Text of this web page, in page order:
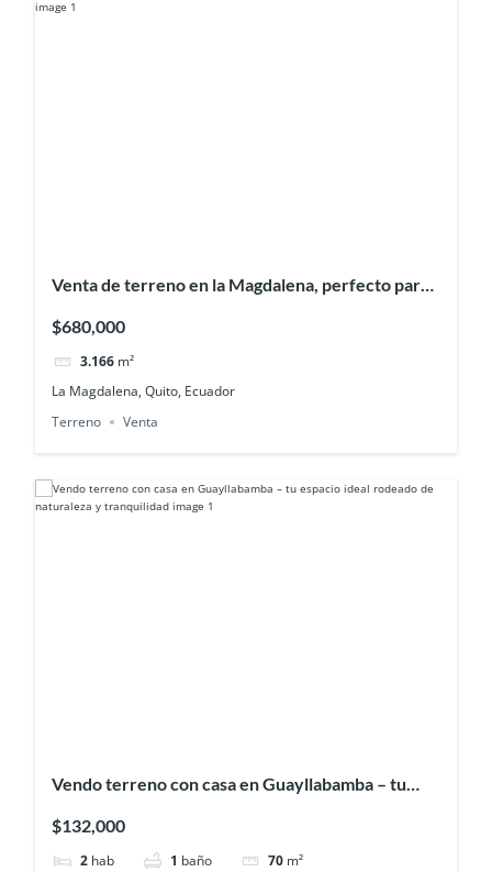
Venta de terreno en la Magdalena, perfecto para
$680,000
3.166 m²
La Magdalena, Quito, Ecuador
Terreno
Venta
Vendo terreno con casa en Guayllabamba – tu
tranquilidad
$132,000
2 hab 1 baño 70 m²